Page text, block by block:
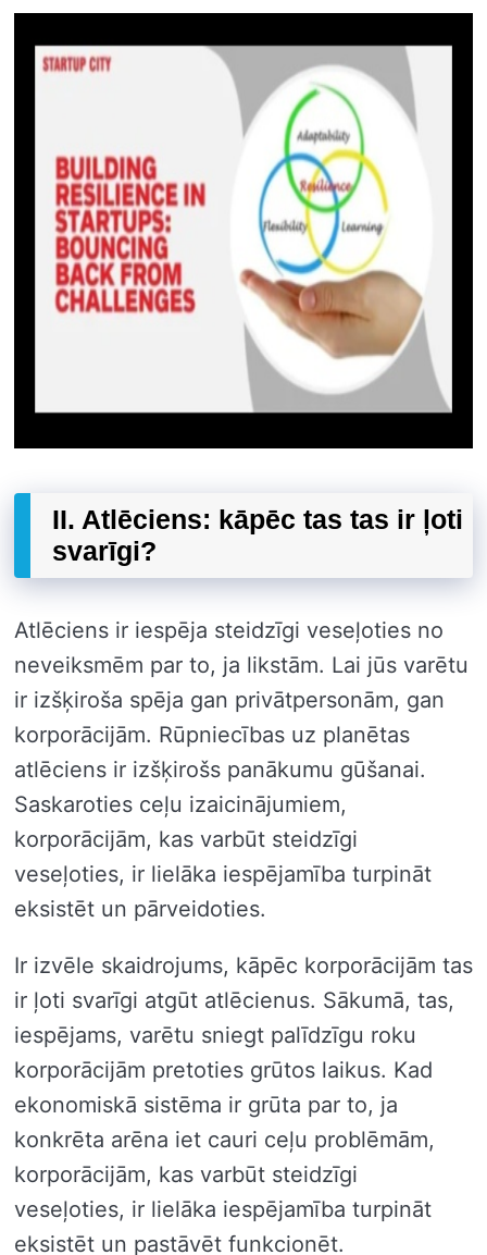
II. Atlēciens: kāpēc tas tas ir ļoti
svarīgi?
Atlēciens ir iespēja steidzīgi veseļoties no
neveiksmēm par to, ja likstām. Lai jūs varētu
ir izšķiroša spēja gan privātpersonām, gan
korporācijām. Rūpniecības uz planētas
atlēciens ir izšķirošs panākumu gūšanai.
Saskaroties ceļu izaicinājumiem,
korporācijām, kas varbūt steidzīgi
veseļoties, ir lielāka iespējamība turpināt
eksistēt un pārveidoties.
Ir izvēle skaidrojums, kāpēc korporācijām tas
ir ļoti svarīgi atgūt atlēcienus. Sākumā, tas,
iespējams, varētu sniegt palīdzīgu roku
korporācijām pretoties grūtos laikus. Kad
ekonomiskā sistēma ir grūta par to, ja
konkrēta arēna iet cauri ceļu problēmām,
korporācijām, kas varbūt steidzīgi
veseļoties, ir lielāka iespējamība turpināt
eksistēt un pastāvēt funkcionēt.